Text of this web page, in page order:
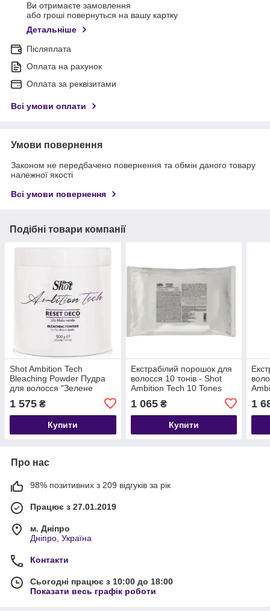
Ви отримаєте замовлення
або гроші повернуться на вашу картку
Детальніше
Післяплата
Оплата на рахунок
Оплата за реквізитами
Всі умови оплати
Умови повернення
Законом не передбачено повернення та обмін даного товару
належної якості
Всі умови повернення
Подібні товари компанії
Shot Ambition Tech
Bleaching Powder Пудра
для волосся "Зелене
1 575 ₴
Купити
Екстрабілий порошок для
волосся 10 тонів - Shot
Ambition Tech 10 Tones
White Bleaching Запаска
1 065₴
Купити
1
Про нас
98% позитивних з 209 відгуків за рік
Працює з 27.01.2019
м. Дніпро
Дніпро, Україна
Контакти
Сьогодні працює з 10:00 до 18:00
Показати весь графік роботи